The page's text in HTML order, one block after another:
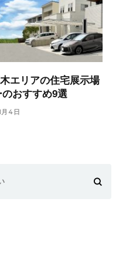
エリアの住宅展示場
おすすめ9選
4日